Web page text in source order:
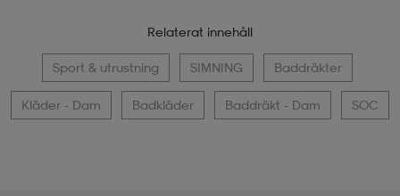
Relaterat innehåll
Sport & utrustning SIMNING Baddräkter
Kläder - Dam Badkläder Baddräkt - Dam SOC